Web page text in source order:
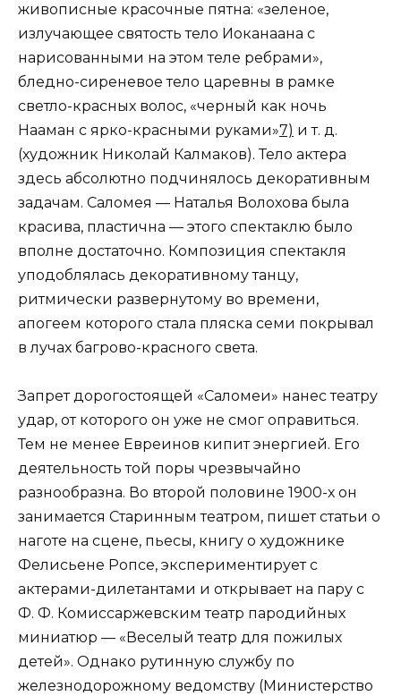
живописные красочные пятна: «зеленое,
излучающее святость тело Иоканаана с
нарисованными на этом теле ребрами»,
бледно-сиреневое тело царевны в рамке
светло-красных волос, «черный как ночь
Нааман с ярко-красными руками»7) и т. д.
(художник Николай Калмаков). Тело актера
здесь абсолютно подчинялось декоративным
задачам. Саломея — Наталья Волохова была
красива, пластична — этого спектаклю было
вполне достаточно. Композиция спектакля
уподоблялась декоративному танцу,
ритмически развернутому во времени,
апогеем которого стала пляска семи покрывал
в лучах багрово-красного света.
Запрет дорогостоящей «Саломеи» нанес театру
удар, от которого он уже не смог оправиться.
Тем не менее Евреинов кипит энергией. Его
деятельность той поры чрезвычайно
разнообразна. Во второй половине 1900-х он
занимается Старинным театром, пишет статьи о
наготе на сцене, пьесы, книгу о художнике
Фелисьене Ропсе, экспериментирует с
актерами-дилетантами и открывает на пару с
Ф. Ф. Комиссаржевским театр пародийных
миниатюр — «Веселый театр для пожилых
детей». Однако рутинную службу по
железнодорожному ведомству (Министерство